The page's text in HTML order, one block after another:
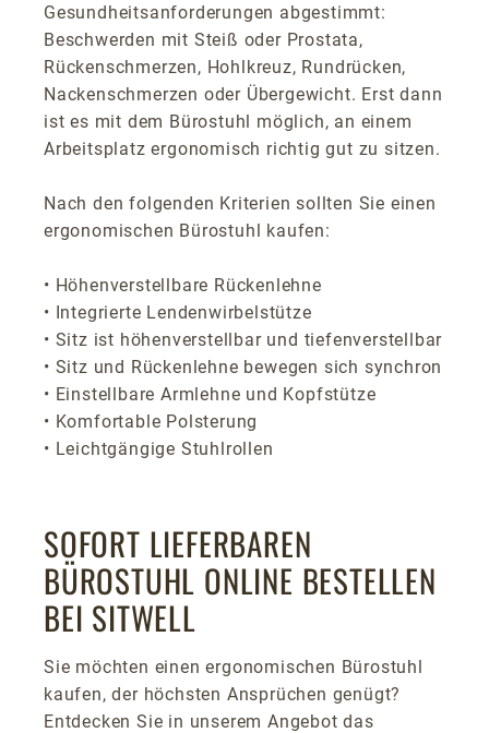
Gesundheitsanforderungen abgestimmt:
Beschwerden mit Steiß oder Prostata,
Rückenschmerzen, Hohlkreuz, Rundrücken,
Nackenschmerzen oder Übergewicht. Erst dann
ist es mit dem Bürostuhl möglich, an einem
Arbeitsplatz ergonomisch richtig gut zu sitzen.
Nach den folgenden Kriterien sollten Sie einen
ergonomischen Bürostuhl kaufen:
• Höhenverstellbare Rückenlehne
• Integrierte Lendenwirbelstütze
• Sitz ist höhenverstellbar und tiefenverstellbar
• Sitz und Rückenlehne bewegen sich synchron
• Einstellbare Armlehne und Kopfstütze
• Komfortable Polsterung
• Leichtgängige Stuhlrollen
SOFORT LIEFERBAREN
BÜROSTUHL ONLINE BESTELLEN
BEI SITWELL
Sie möchten einen ergonomischen Bürostuhl
kaufen, der höchsten Ansprüchen genügt?
Entdecken Sie in unserem Angebot das